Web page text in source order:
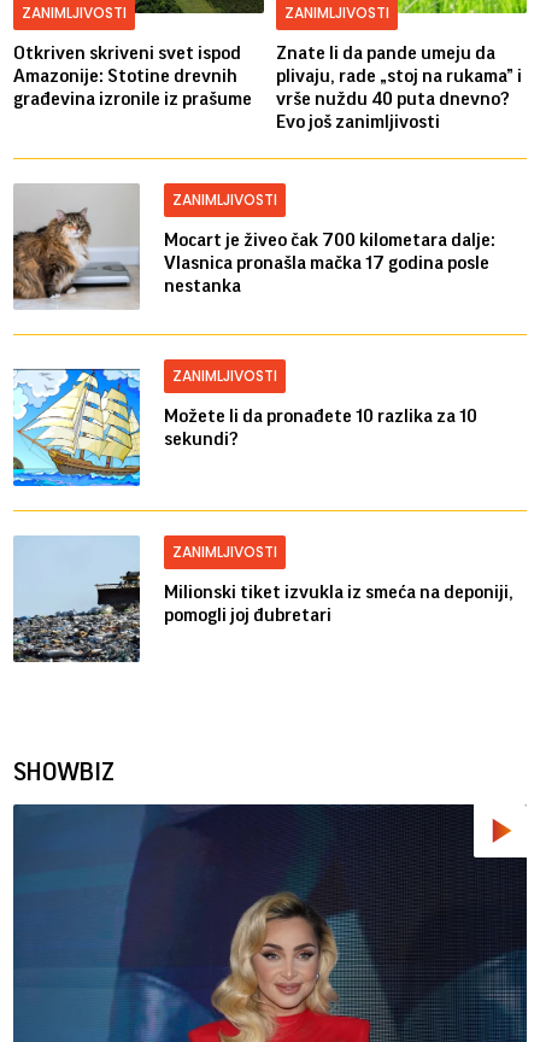
ZANIMLJIVOSTI
Otkriven skriveni svet ispod
Amazonije: Stotine drevnih
građevina izronile iz prašume
ZANIMLJIVOSTI
Znate li da pande umeju da
plivaju, rade „stoj na rukama” i
vrše nuždu 40 puta dnevno?
Evo još zanimljivosti
ZANIMLJIVOSTI
Mocart je živeo čak 700 kilometara dalje:
Vlasnica pronašla mačka 17 godina posle
nestanka
ZANIMLJIVOSTI
Možete li da pronađete 10 razlika za 10
sekundi?
ZANIMLJIVOSTI
Milionski tiket izvukla iz smeća na deponiji,
pomogli joj đubretari
SHOWBIZ